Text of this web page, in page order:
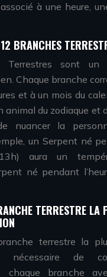
à une heure,
BRANCHES
Terrestres sont un
Chaque branche
et à un mois du
animal du zodiaque et
nuancer la
un Serpent né
aura un
né pendant
TERRESTRE LA
terrestre la
de
chaque branche